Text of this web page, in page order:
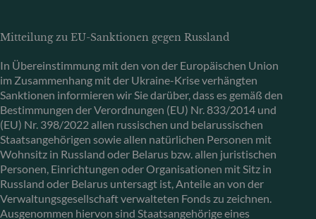
Mitteilung zu EU-Sanktionen gegen Russland
In Übereinstimmung mit den von der Europäischen Union
im Zusammenhang mit der Ukraine-Krise verhängten
Sanktionen informieren wir Sie darüber, dass es gemäß den
Bestimmungen der Verordnungen (EU) Nr. 833/2014 und
(EU) Nr. 398/2022 allen russischen und belarussischen
Staatsangehörigen sowie allen natürlichen Personen mit
Wohnsitz in Russland oder Belarus bzw. allen juristischen
Personen, Einrichtungen oder Organisationen mit Sitz in
Russland oder Belarus untersagt ist, Anteile an von der
Verwaltungsgesellschaft verwalteten Fonds zu zeichnen.
Ausgenommen hiervon sind Staatsangehörige eines